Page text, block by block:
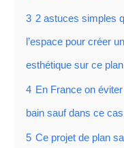
3 2 astuces simples
l’espace pour créer
esthétique sur ce
4 En France on
bain sauf dans ce cas
5 Ce projet de plan